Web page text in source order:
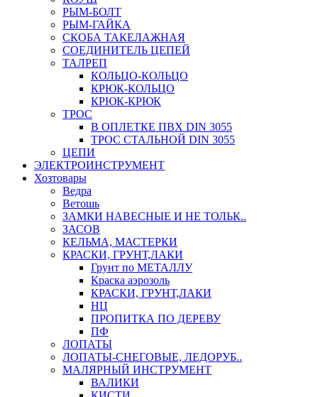
РЫМ-БОЛТ
РЫМ-ГАЙКА
СКОБА ТАКЕЛАЖНАЯ
СОЕДИНИТЕЛЬ ЦЕПЕЙ
ТАЛРЕП
КОЛЬЦО-КОЛЬЦО
КРЮК-КОЛЬЦО
КРЮК-КРЮК
ТРОС
В ОПЛЕТКЕ ПВХ DIN 3055
ТРОС СТАЛЬНОЙ DIN 3055
ЦЕПИ
ЭЛЕКТРОИНСТРУМЕНТ
Хозтовары
Ведра
Ветошь
ЗАМКИ НАВЕСНЫЕ И НЕ ТОЛЬК..
ЗАСОВ
КЕЛЬМА, МАСТЕРКИ
КРАСКИ, ГРУНТ,ЛАКИ
Грунт по МЕТАЛЛУ
Краска аэрозоль
КРАСКИ, ГРУНТ,ЛАКИ
НЦ
ПРОПИТКА ПО ДЕРЕВУ
ПФ
ЛОПАТЫ
ЛОПАТЫ-СНЕГОВЫЕ, ЛЕДОРУБ..
МАЛЯРНЫЙ ИНСТРУМЕНТ
ВАЛИКИ